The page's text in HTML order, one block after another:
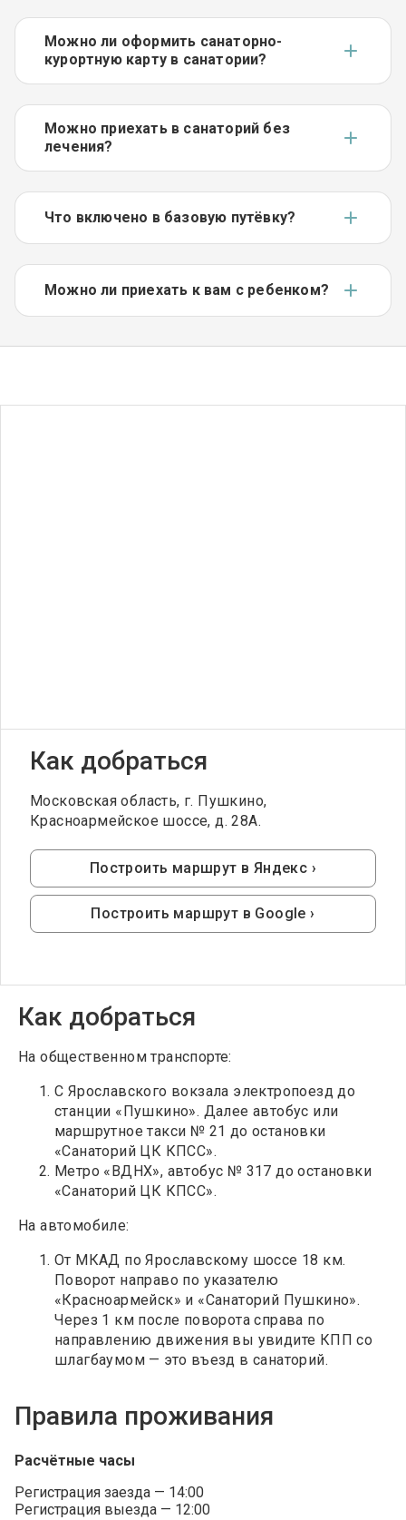
Можно ли оформить санаторно-
курортную карту в санатории?
Можно приехать в санаторий без
лечения?
Что включено в базовую путёвку?
Можно ли приехать к вам с ребенком?
Как добраться
Московская область, г. Пушкино,
Красноармейское шоссе, д. 28А.
Построить маршрут в Яндекс ›
Построить маршрут в Google ›
Как добраться
На общественном транспорте:
С Ярославского вокзала электропоезд до
станции «Пушкино». Далее автобус или
маршрутное такси № 21 до остановки
«Санаторий ЦК КПСС».
Метро «ВДНХ», автобус № 317 до остановки
«Санаторий ЦК КПСС».
На автомобиле:
От МКАД по Ярославскому шоссе 18 км.
Поворот направо по указателю
«Красноармейск» и «Санаторий Пушкино».
Через 1 км после поворота справа по
направлению движения вы увидите КПП со
шлагбаумом — это въезд в санаторий.
Правила проживания
Расчётные часы
Регистрация заезда — 14:00
Регистрация выезда — 12:00